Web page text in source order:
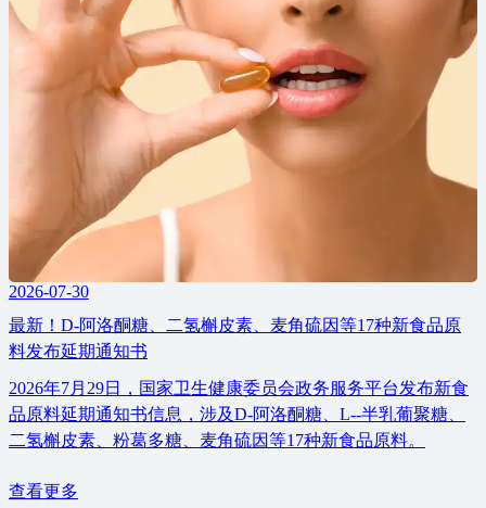
2026-07-30
最新！D-阿洛酮糖、二氢槲皮素、麦角硫因等17种新食品原
料发布延期通知书
2026年7月29日，国家卫生健康委员会政务服务平台发布新食
品原料延期通知书信息，涉及D-阿洛酮糖、L--半乳葡聚糖、
二氢槲皮素、粉葛多糖、麦角硫因等17种新食品原料。
查看更多